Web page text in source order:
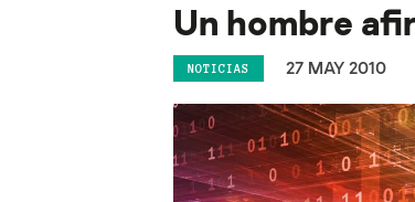
Un hombre
NOTICIAS 27 MAY 2010